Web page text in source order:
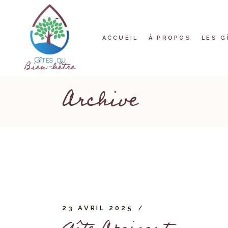
content
ACCUEIL À PROPOS LES
Gîte
Archive
23 AVRIL 2025